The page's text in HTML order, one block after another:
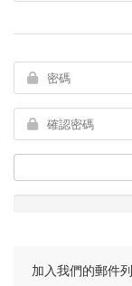
加入我們的郵件